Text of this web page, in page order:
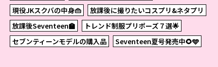
現役JKスクバの中身👜
放課後に撮りたいコスプリ&ネタプリ
放課後Seventeen🏫
トレンド制服プリポーズ７選🌟
セブンティーンモデルの購入品
Seventeen夏号発売中🌻🩵